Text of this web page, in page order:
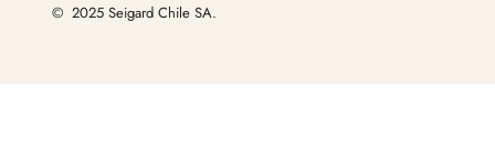
© 2025 Seigard Chile SA.